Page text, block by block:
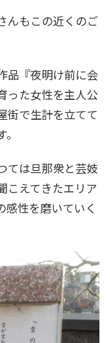
んもこの近くのご
品『夜明け前に会
った女性を主人公
街で生計を立てて
ては旦那衆と芸妓
こえてきたエリア
感性を磨いていく